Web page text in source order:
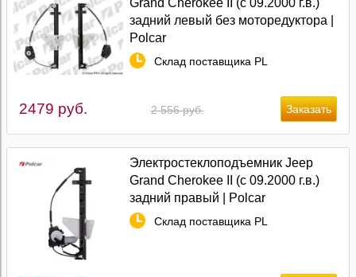
Grand Cherokee II (с 09.2000 г.в.)
задний левый без моторедуктора |
Polcar
Склад поставщика PL
2 556 руб.
2479 руб.
Электростеклоподъемник Jeep
Grand Cherokee II (с 09.2000 г.в.)
задний правый | Polcar
Склад поставщика PL